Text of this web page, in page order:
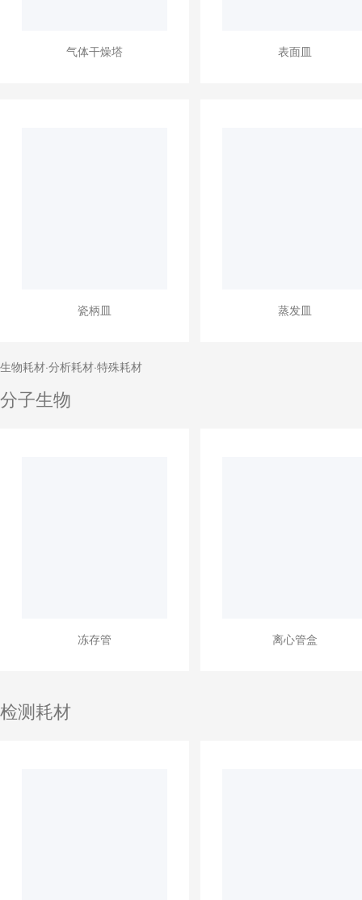
气体干燥塔 表面皿
瓷柄皿 蒸发皿
生物耗材·分析耗材·特殊耗材
分子生物
冻存管 离心管盒
检测耗材